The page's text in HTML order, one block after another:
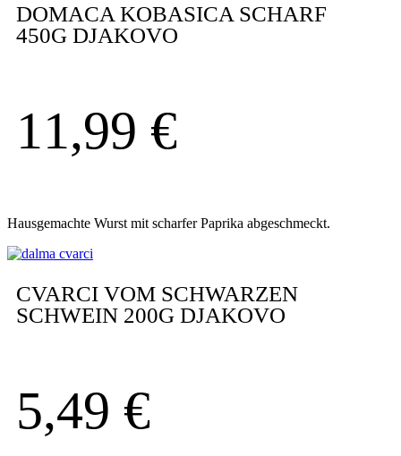
DOMACA KOBASICA SCHARF
450G DJAKOVO
11,99 €
Hausgemachte Wurst mit scharfer Paprika abgeschmeckt.
CVARCI VOM SCHWARZEN
SCHWEIN 200G DJAKOVO
5,49 €